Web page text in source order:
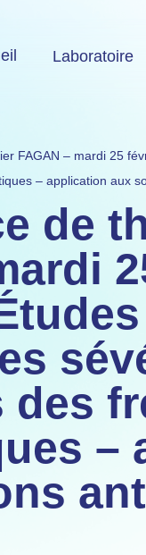
Laboratoire
FAGAN – mardi 25
– application aux
de
des
–